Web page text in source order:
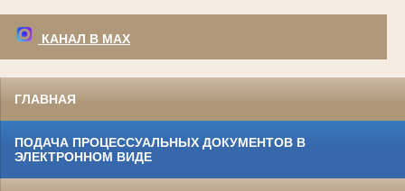
КАНАЛ В МАХ
ГЛАВНАЯ
ПОДАЧА ПРОЦЕССУАЛЬНЫХ ДОКУМЕНТОВ В
ЭЛЕКТРОННОМ ВИДЕ